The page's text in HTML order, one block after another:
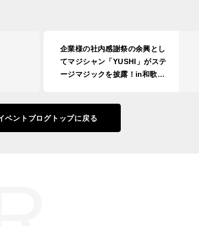
企業様の社内感謝祭の余興とし
てマジシャン「YUSHI」がステ
ージマジックを披露！in和歌山
ベントブログトップに戻る